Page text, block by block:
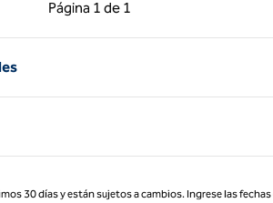
Página 1 de 1
Página 1 de 1
30 días y están sujetos a cambios. Ingrese las